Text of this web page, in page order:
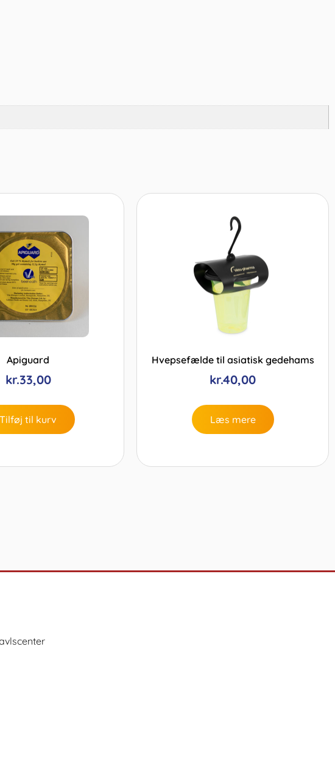
Apiguard
kr.33,00
Tilføj til kurv
Hvepsefælde til asiatisk gedehams
kr.40,00
Læs mere